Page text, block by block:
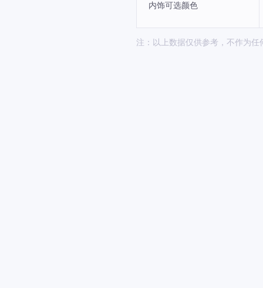
内饰可选颜色
注：以上数据仅供参考，不作为